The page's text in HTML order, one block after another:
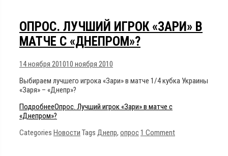
ОПРОС. ЛУЧШИЙ ИГРОК «ЗАРИ» В
МАТЧЕ С «ДНЕПРОМ»?
14 ноября 201010 ноября 2010
Выбираем лучшего игрока «Зари» в матче 1/4 кубка Украины
«Заря» – «Днепр»?
ПодробнееОпрос. Лучший игрок «Зари» в матче с
«Днепром»?
Categories Новости Tags Днепр, опрос1 Comment